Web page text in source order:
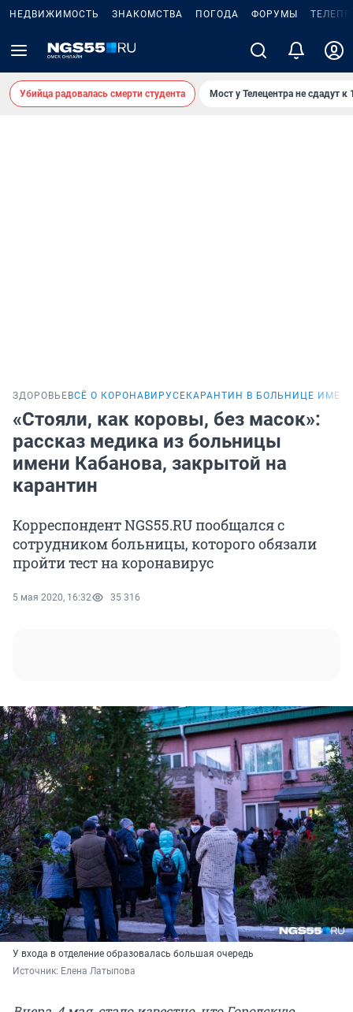
НЕДВИЖИМОСТЬ ЗНАКОМСТВА ПОГОДА ФОРУМЫ
Убийца радовалась смерти студента Мост у Телецентра не сдадут к
ЗДОРОВЬЕ ВСЁ О КОРОНАВИРУСЕ КАРАНТИН В БОЛЬНИЦЕ
«Стояли, как коровы, без масок»:
рассказ медика из больницы
имени Кабанова, закрытой на
карантин
Корреспондент NGS55.RU пообщался с
сотрудником больницы, которого обязали
пройти тест на коронавирус
5 мая 2020, 16:32 35 316
У входа в отделение образовалась большая очередь
Источник: Елена Латыпова